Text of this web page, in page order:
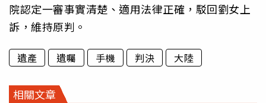
院認定一審事實清楚、適用法律正確，駁回劉女上
訴，維持原判。
遺產 遺囑 手機 判決 大陸
相關文章